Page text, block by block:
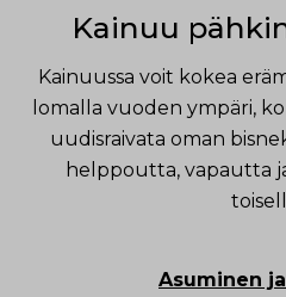
Kainuu
Kainuussa voit kokea
lomalla vuoden ympäri,
uudisraivata oman
helppoutta, vapautta
Asuminen